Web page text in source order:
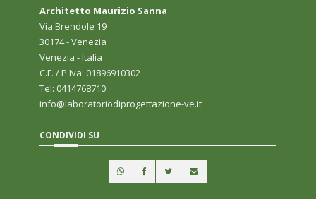
Architetto Maurizio Sanna
Via Brendole 19
30174 - Venezia
Venezia - Italia
C.F. / P.Iva: 01896910302
Tel: 0414768710
info@laboratoriodiprogettazione-ve.it
CONDIVIDI SU